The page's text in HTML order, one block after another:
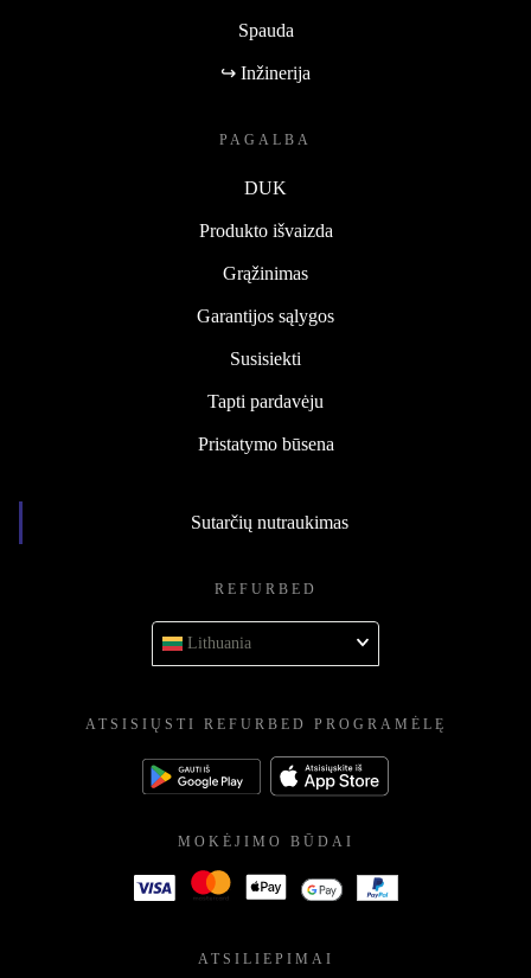
Spauda
↪ Inžinerija
PAGALBA
DUK
Produkto išvaizda
Grąžinimas
Garantijos sąlygos
Susisiekti
Tapti pardavėju
Pristatymo būsena
Sutarčių nutraukimas
REFURBED
Lithuania
ATSISIŲSTI REFURBED PROGRAMĖLĘ
MOKĖJIMO BŪDAI
ATSILIEPIMAI